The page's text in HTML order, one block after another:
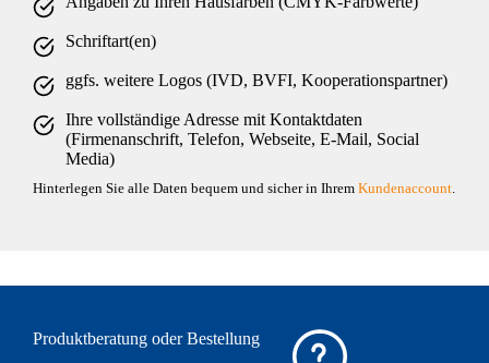
Schriftart(en)
ggfs. weitere Logos (IVD, BVFI, Kooperationspartner)
Ihre vollständige Adresse mit Kontaktdaten
(Firmenanschrift, Telefon, Webseite, E-Mail, Social
Media)
Hinterlegen Sie alle Daten bequem und sicher in Ihrem Kundenaccount
Produktberatung oder Bestellung